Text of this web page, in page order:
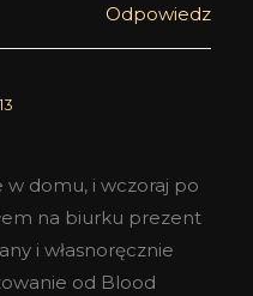
Odpowiedz
w domu, i wczoraj po
na biurku prezent
i własnoręcznie
od Blood